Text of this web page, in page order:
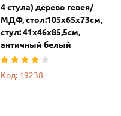
4 стула) дерево гевея/
МДФ, стол:105х65х73см,
стул: 41х46х85,5см,
античный белый
Код: 19238